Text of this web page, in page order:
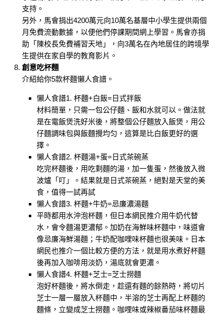
支持。
另外，馬會捐出4200萬元向10萬名基層中小學生提供兩個
月免費流動數據，以便他們停課期間網上學習。馬會亦捐
助「陳校長免費補習天地」，向3萬名在內地居住的跨境學
生提供在家自學的教育影片。
創意吃杯麵
介紹給你5款杯麵懶人食譜。
懶人食譜1. 杯麵+白飯=日式拌飯
材料簡單，只需一包公仔麵、飯和水就可以。做法就
是在電飯煲洗好米後，將整個公仔麵放入飯煲，用公
仔麵調味包與飯麵攪均匀，這算是比白飯更好的選
擇。
懶人食譜2. 杯麵湯+蛋=日式茶碗蒸
吃完杯麵後，用吃剩麵的湯，加一隻蛋，然後放入微
波爐「叮」。結果就是日式茶碗蒸，絕對是天堂的美
食，值得一試再試
懶人食譜3. 杯麵+牛奶=忌廉濃湯麵
平時都用水沖泡杯麵，但日本網民推介用牛奶代替
水，會令麵湯更濃郁。加奶在海鮮味杯麵中，味道會
像忌廉海鮮湯麵；牛奶配咖哩味杯麵也很美味。日本
網民也推介一個比較方便的方法，就是用水煮好杯麵
後再加入咖啡用淡奶，湯底就會更濃。
懶人食譜4. 杯麵+芝士=芝士撈麵
泡好杯麵後，將水倒走，趁還有麵的餘熱時，將切片
芝士一層一層放入杯麵中，半溶的芝士再配上杯麵的
麵條，立變成芝士撈麵。咖哩味或辣椒番茄味杯麵最